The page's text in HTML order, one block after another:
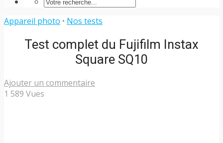
Appareil photo • Nos tests
Test complet du Fujifilm Instax
Square SQ10
Ajouter un commentaire
1 589 Vues